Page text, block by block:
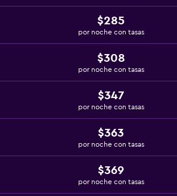
$285
por noche con tasas
$308
por noche con tasas
$347
por noche con tasas
$363
por noche con tasas
$369
por noche con tasas